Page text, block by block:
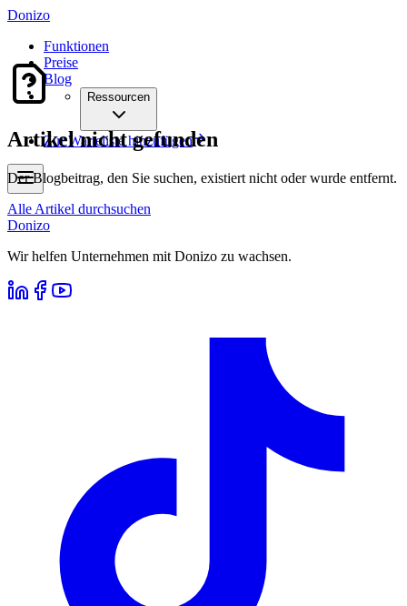
Donizo
Funktionen
Preise
Blog
Ressourcen
Zur Warteliste hinzufügen
Artikel nicht gefunden
Der Blogbeitrag, den Sie suchen, existiert nicht oder wurde entfernt.
Alle Artikel durchsuchen
Donizo
Wir helfen Unternehmen mit Donizo zu wachsen.